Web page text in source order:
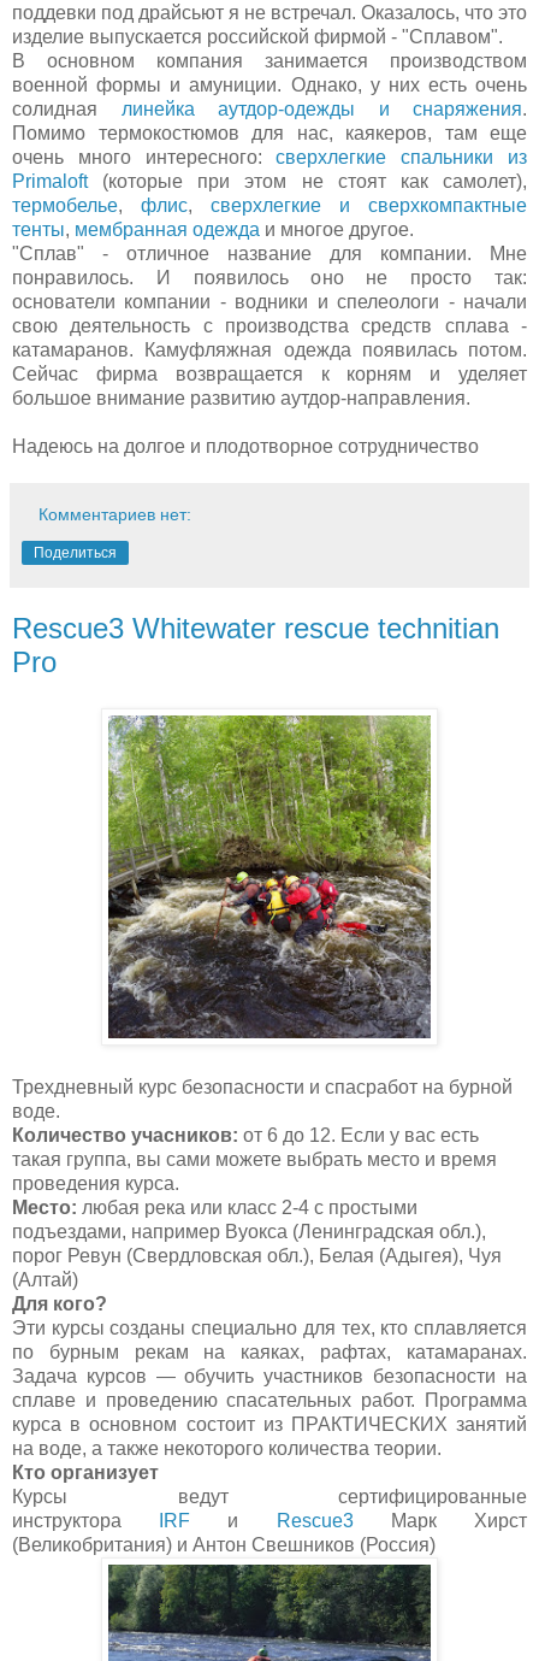
поддевки под драйсьют я не встречал. Оказалось, что это
изделие выпускается российской фирмой - "Сплавом".
В основном компания занимается производством
военной формы и амуниции. Однако, у них есть очень
солидная линейка аутдор-одежды и снаряжения.
Помимо термокостюмов для нас, каякеров, там еще
очень много интересного:сверхлегкие спальники из
Primaloft(которые при этом не стоят как самолет),
термобелье, флис, сверхлегкие и сверхкомпактные
тенты, мембранная одежда и многое другое.
"Сплав" - отличное название для компании. Мне
понравилось. И появилось оно не просто так:
основатели компании - водники и спелеологи - начали
свою деятельность с производства средств сплава -
катамаранов. Камуфляжная одежда появилась потом.
Сейчас фирма возвращается к корням и уделяет
большое внимание развитию аутдор-направления.
Надеюсь на долгое и плодотворное сотрудничество
Комментариев нет:
Поделиться
Rescue3 Whitewater rescue technitian
Pro
Трехдневный курс безопасности и спасработ на бурной
воде.
Количество учасников: от 6 до 12. Если у вас есть
такая группа, вы сами можете выбрать место и время
проведения курса.
Место: любая река или класс 2-4 с простыми
подъездами, например Вуокса (Ленинградская обл.),
порог Ревун (Свердловская обл.), Белая (Адыгея), Чуя
(Алтай)
Для кого?
Эти курсы созданы специально для тех, кто сплавляется
по бурным рекам на каяках, рафтах, катамаранах.
Задача курсов — обучить участников безопасности на
сплаве и проведению спасательных работ. Программа
курса в основном состоит из ПРАКТИЧЕСКИХ занятий
на воде, а также некоторого количества теории.
Кто организует
Курсы ведут сертифицированные
инструктора
IRF и Rescue3
Марк Хирст
(Великобритания) и Антон Свешников (Россия)